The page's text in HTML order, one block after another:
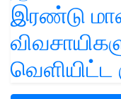
இரண்டு
வெளியிட்ட